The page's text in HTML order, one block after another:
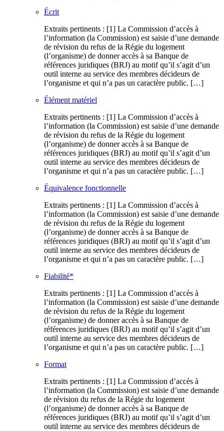
Écrit
Extraits pertinents : [1] La Commission d’accès à
l’information (la Commission) est saisie d’une demande
de révision du refus de la Régie du logement
(l’organisme) de donner accès à sa Banque de
références juridiques (BRJ) au motif qu’il s’agit d’un
outil interne au service des membres décideurs de
l’organisme et qui n’a pas un caractère public. […]
Élément matériel
Extraits pertinents : [1] La Commission d’accès à
l’information (la Commission) est saisie d’une demande
de révision du refus de la Régie du logement
(l’organisme) de donner accès à sa Banque de
références juridiques (BRJ) au motif qu’il s’agit d’un
outil interne au service des membres décideurs de
l’organisme et qui n’a pas un caractère public. […]
Équivalence fonctionnelle
Extraits pertinents : [1] La Commission d’accès à
l’information (la Commission) est saisie d’une demande
de révision du refus de la Régie du logement
(l’organisme) de donner accès à sa Banque de
références juridiques (BRJ) au motif qu’il s’agit d’un
outil interne au service des membres décideurs de
l’organisme et qui n’a pas un caractère public. […]
Fiabilité*
Extraits pertinents : [1] La Commission d’accès à
l’information (la Commission) est saisie d’une demande
de révision du refus de la Régie du logement
(l’organisme) de donner accès à sa Banque de
références juridiques (BRJ) au motif qu’il s’agit d’un
outil interne au service des membres décideurs de
l’organisme et qui n’a pas un caractère public. […]
Format
Extraits pertinents : [1] La Commission d’accès à
l’information (la Commission) est saisie d’une demande
de révision du refus de la Régie du logement
(l’organisme) de donner accès à sa Banque de
références juridiques (BRJ) au motif qu’il s’agit d’un
outil interne au service des membres décideurs de